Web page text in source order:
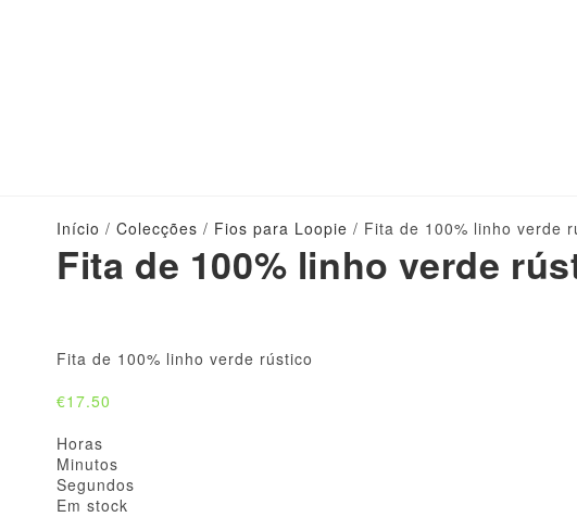
Início / Colecções / Fios para Loopie / Fita de 100% linho verde
Fita de 100% linho verde
Fita de 100% linho verde rústico
€17.50
Horas
Minutos
Segundos
Em stock